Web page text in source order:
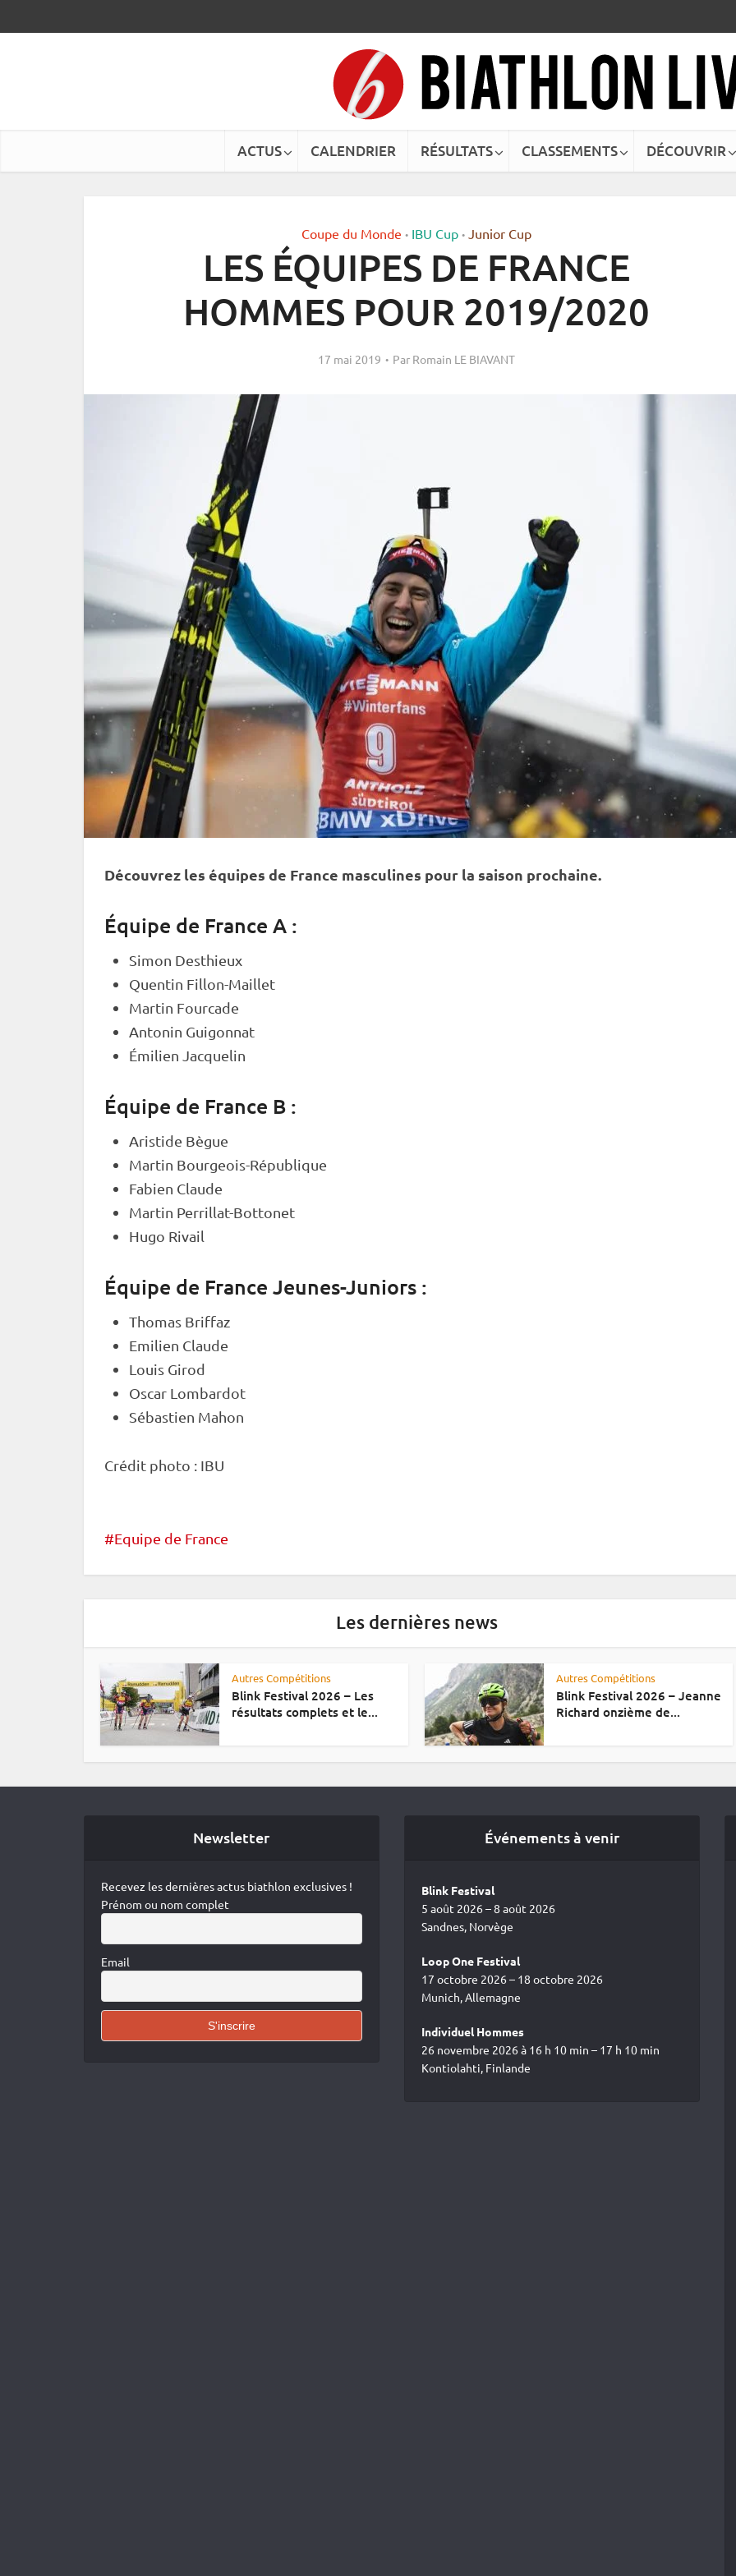
ACTUS CALENDRIER RÉSULTATS CLASSEMENTS DÉCOUVRIR
Coupe du Monde • IBU Cup • Junior Cup
LES ÉQUIPES DE FRANCE
HOMMES POUR 2019/2020
17 mai 2019 Par Romain LE BIAVANT
Découvrez les équipes de France masculines pour la saison prochaine.
Équipe de France A :
Simon Desthieux
Quentin Fillon-Maillet
Martin Fourcade
Antonin Guigonnat
Émilien Jacquelin
Équipe de France B :
Aristide Bègue
Martin Bourgeois-République
Fabien Claude
Martin Perrillat-Bottonet
Hugo Rivail
Équipe de France Jeunes-Juniors :
Thomas Briffaz
Emilien Claude
Louis Girod
Oscar Lombardot
Sébastien Mahon
Crédit photo : IBU
Equipe de France
Les dernières news
Autres Compétitions
Blink Festival 2026 – Les
résultats complets et le...
Autres Compétitions
Blink Festival 2026 – Jeanne
Richard onzième de...
Newsletter
Recevez les dernières actus biathlon exclusives !
Prénom ou nom complet
Email
Événements à venir
Blink Festival
5 août 2026 – 8 août 2026
Sandnes, Norvège
Loop One Festival
17 octobre 2026 – 18 octobre 2026
Munich, Allemagne
Individuel Hommes
26 novembre 2026 à 16 h 10 min – 17 h 10 min
Kontiolahti, Finlande